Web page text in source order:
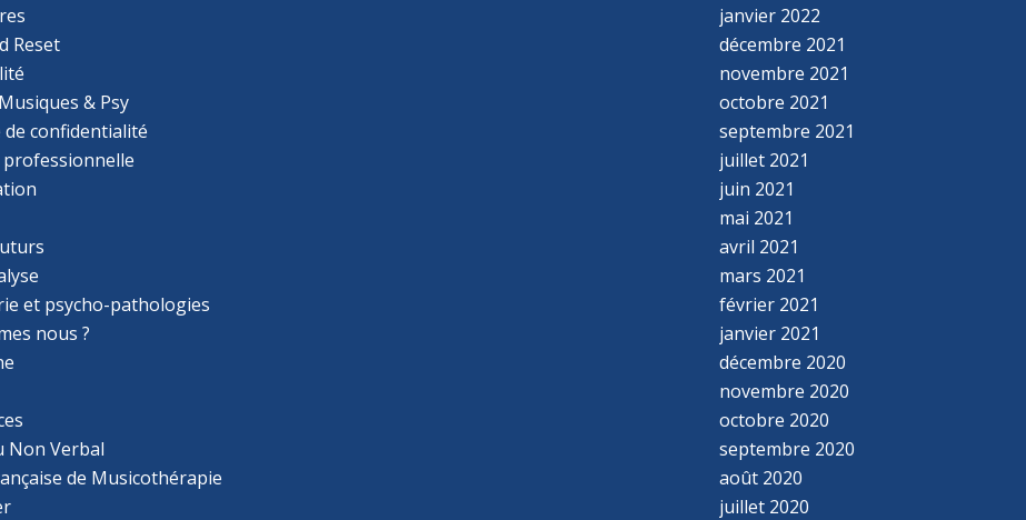
Reset
& Psy
de confidentialité
et psycho-pathologies
nous ?
Non Verbal
de Musicothérapie
janvier 2022
décembre 2021
novembre 2021
octobre 2021
septembre 2021
juillet 2021
juin 2021
mai 2021
avril 2021
mars 2021
février 2021
janvier 2021
décembre 2020
novembre 2020
octobre 2020
septembre 2020
août 2020
juillet 2020